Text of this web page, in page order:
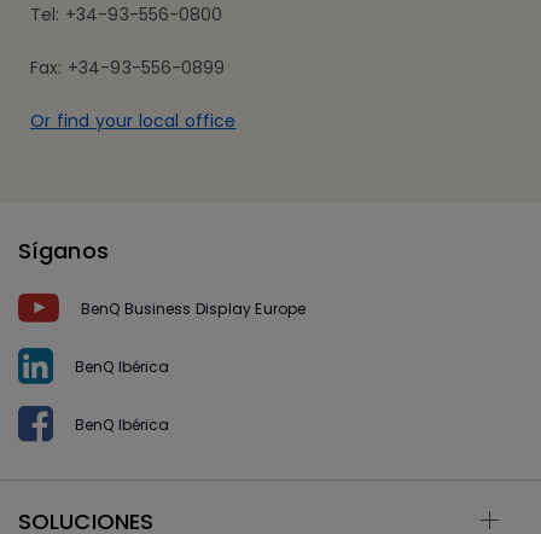
Tel: +34-93-556-0800
Fax: +34-93-556-0899
Or find your local office
Síganos
BenQ Business Display Europe
BenQ Ibérica
BenQ Ibérica
SOLUCIONES